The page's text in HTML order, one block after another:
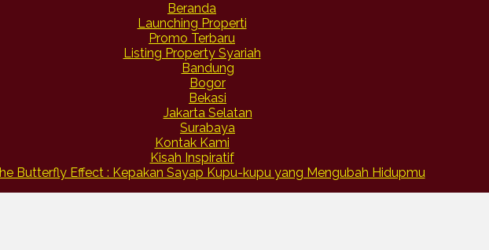
Beranda
Launching Properti
Promo Terbaru
Listing Property Syariah
Bandung
Bogor
Bekasi
Jakarta Selatan
Surabaya
Kontak Kami
Kisah Inspiratif
Butterfly Effect : Kepakan Sayap Kupu-kupu yang Mengubah Hidupmu